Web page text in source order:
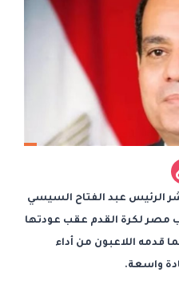
الرئيس عبد الفتاح السيسي
مصر لكرة القدم عقب عودتها
قدمه اللاعبون من أداء
واسعة.